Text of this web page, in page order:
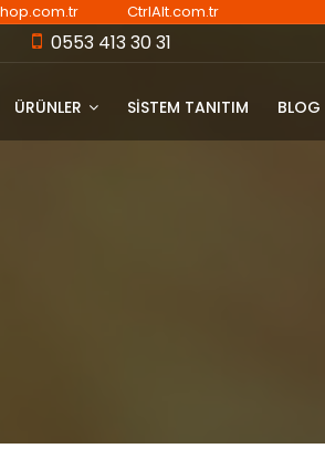
CtrlAlt.com.tr
0553 413 30 31
ÜRÜNLER SISTEM TANITIM BLOG